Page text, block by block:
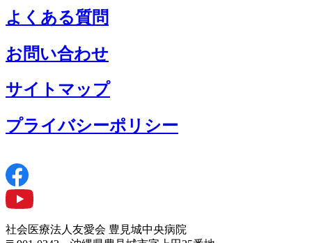
よくある質問
お問い合わせ
サイトマップ
プライバシーポリシー
社会医療法人友愛会 豊見城中央病院